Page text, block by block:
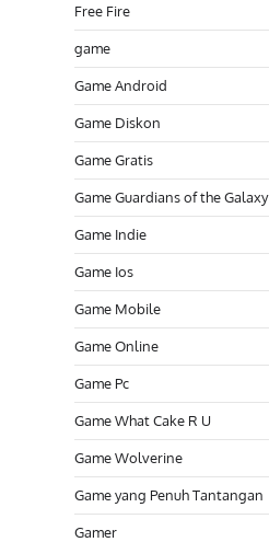
Free Fire
game
Game Android
Game Diskon
Game Gratis
Game Guardians of the Galaxy
Game Indie
Game Ios
Game Mobile
Game Online
Game Pc
Game What Cake R U
Game Wolverine
Game yang Penuh Tantangan
Gamer